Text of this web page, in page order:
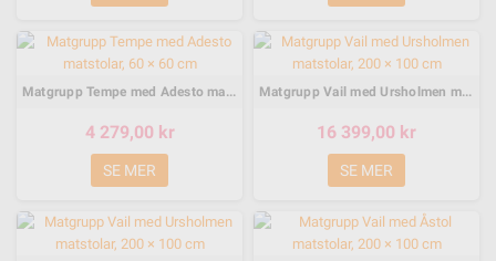
Matgrupp Tempe med Adesto matstolar, 60 × 60 cm
4 279,00 kr
SE MER
Matgrupp Vail med Ursholmen matstolar, 200 × 100 cm
16 399,00 kr
SE MER